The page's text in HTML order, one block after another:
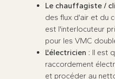
Le chauffagiste /
des flux d'air et du
est l'interlocuteur
pour les VMC
L'électricien : Il est
raccordement
et procéder au